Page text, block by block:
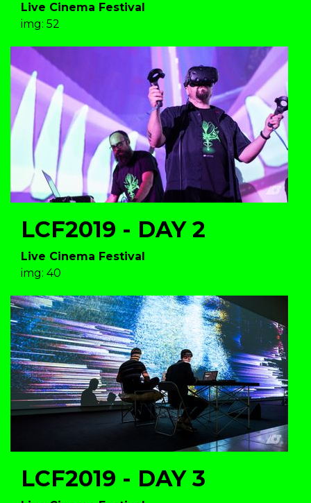
Live Cinema Festival
img: 52
LCF2019 - DAY 2
Live Cinema Festival
img: 40
LCF2019 - DAY 3